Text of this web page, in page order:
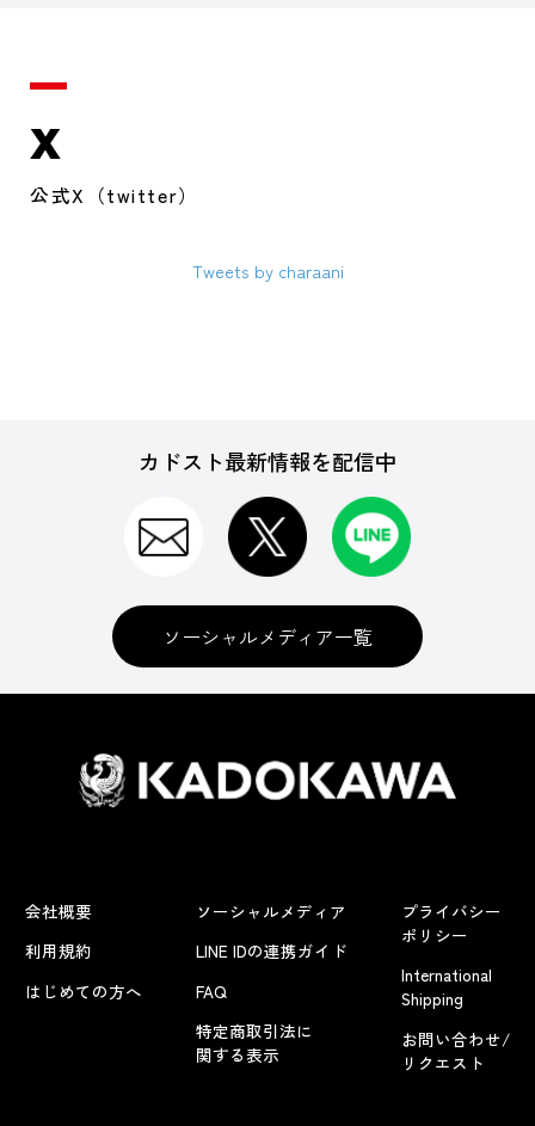
X
公式X（twitter）
Tweets by charaani
カドスト最新情報を配信中
ソーシャルメディア一覧
会社概要
利用規約
はじめての方へ
ソーシャルメディア
LINE IDの連携ガイド
FAQ
特定商取引法に
関する表示
プライバシー
ポリシー
International
Shipping
お問い合わせ/
リクエスト